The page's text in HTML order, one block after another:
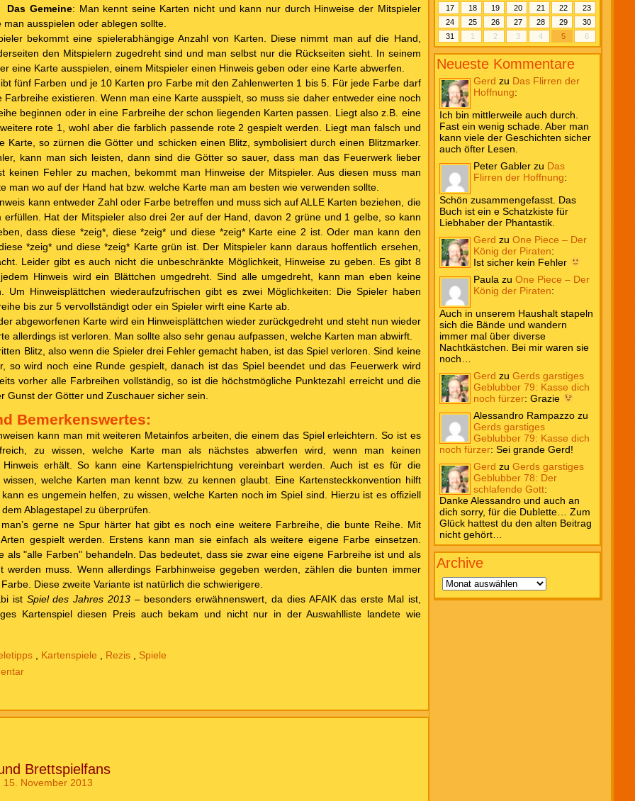
Das Gemeine: Man kennt seine Karten nicht und kann nur durch Hinweise der Mitspieler
ausspielen oder ablegen sollte.
bekommt eine spielerabhängige Anzahl von Karten. Diese nimmt man auf die Hand,
den Mitspielern zugedreht sind und man selbst nur die Rückseiten sieht. In seinem
eine Karte ausspielen, einem Mitspieler einen Hinweis geben oder eine Karte abwerfen.
fünf Farben und je 10 Karten pro Farbe mit den Zahlenwerten 1 bis 5. Für jede Farbe darf
Farbreihe existieren. Wenn man eine Karte ausspielt, so muss sie daher entweder eine noch
beginnen oder in eine Farbreihe der schon liegenden Karten passen. Liegt also z.B. eine
rote 1, wohl aber die farblich passende rote 2 gespielt werden. Liegt man falsch und
Karte, so zürnen die Götter und schicken einen Blitz, symbolisiert durch einen Blitzmarker.
kann man sich leisten, dann sind die Götter so sauer, dass man das Feuerwerk lieber
keinen Fehler zu machen, bekommt man Hinweise der Mitspieler. Aus diesen muss man
man wo auf der Hand hat bzw. welche Karte man am besten wie verwenden sollte.
kann entweder Zahl oder Farbe betreffen und muss sich auf ALLE Karten beziehen, die
erfüllen. Hat der Mitspieler also drei 2er auf der Hand, davon 2 grüne und 1 gelbe, so kann
dass diese *zeig*, diese *zeig* und diese *zeig* Karte eine 2 ist. Oder man kann den
*zeig* und diese *zeig* Karte grün ist. Der Mitspieler kann daraus hoffentlich ersehen,
Leider gibt es auch nicht die unbeschränkte Möglichkeit, Hinweise zu geben. Es gibt 8
Hinweis wird ein Blättchen umgedreht. Sind alle umgedreht, kann man eben keine
Um Hinweisplättchen wiederaufzufrischen gibt es zwei Möglichkeiten: Die Spieler haben
bis zur 5 vervollständigt oder ein Spieler wirft eine Karte ab.
abgeworfenen Karte wird ein Hinweisplättchen wieder zurückgedreht und steht nun wieder
allerdings ist verloren. Man sollte also sehr genau aufpassen, welche Karten man abwirft.
Blitz, also wenn die Spieler drei Fehler gemacht haben, ist das Spiel verloren. Sind keine
so wird noch eine Runde gespielt, danach ist das Spiel beendet und das Feuerwerk wird
vorher alle Farbreihen vollständig, so ist die höchstmögliche Punktezahl erreicht und die
Gunst der Götter und Zuschauer sicher sein.
Bemerkenswertes:
kann man mit weiteren Metainfos arbeiten, die einem das Spiel erleichtern. So ist es
zu wissen, welche Karte man als nächstes abwerfen wird, wenn man keinen
Hinweis erhält. So kann eine Kartenspielrichtung vereinbart werden. Auch ist es für die
welche Karten man kennt bzw. zu kennen glaubt. Eine Kartensteckkonvention hilft
es ungemein helfen, zu wissen, welche Karten noch im Spiel sind. Hierzu ist es offiziell
Ablagestapel zu überprüfen.
gerne ne Spur härter hat gibt es noch eine weitere Farbreihe, die bunte Reihe. Mit
gespielt werden. Erstens kann man sie einfach als weitere eigene Farbe einsetzen.
als "alle Farben" behandeln. Das bedeutet, dass sie zwar eine eigene Farbreihe ist und als
werden muss. Wenn allerdings Farbhinweise gegeben werden, zählen die bunten immer
Diese zweite Variante ist natürlich die schwierigere.
ist Spiel des Jahres 2013– besonders erwähnenswert, da dies AFAIK das erste Mal ist,
Kartenspiel diesen Preis auch bekam und nicht nur in der Auswahlliste landete wie
Kartenspiele Rezis
Spiele
Brettspielfans
15. November 2013
17
18 19 20 21 22
23
24
25 26 27 28 29
30
31
1 2 3 4 5 6
Neueste Kommentare
Gerd zu Das Flirren der
Hoffnung:
Ich bin mittlerweile auch durch.
Fast ein wenig schade. Aber man
kann viele der Geschichten sicher
auch öfter Lesen.
Peter Gabler zu Das
Flirren der Hoffnung:
Schön zusammengefasst. Das
Buch ist ein e Schatzkiste für
Liebhaber der Phantastik.
Gerd zuOne Piece – Der
König der Piraten:
Ist sicher kein Fehler
Paula zuOne Piece – Der
König der Piraten:
Auch in unserem Haushalt stapeln
sich die Bände und wandern
immer mal über diverse
Nachtkästchen. Bei mir waren sie
noch…
Gerd zuGerds garstiges
Geblubber 79: Kasse dich
noch fürzer:Grazie
Alessandro Rampazzo zu
Gerds garstiges
Geblubber 79: Kasse dich
noch fürzer:Sei grande Gerd!
Gerd zuGerds garstiges
Geblubber 78: Der
schlafende Gott:
Danke Alessandro und auch an
dich sorry, für die Dublette… Zum
Glück hattest du den alten Beitrag
nicht gehört…
Archive